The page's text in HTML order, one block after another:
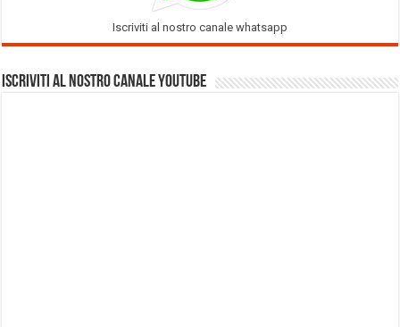
Iscriviti al nostro canale whatsapp
Iscriviti al nostro Canale Youtube